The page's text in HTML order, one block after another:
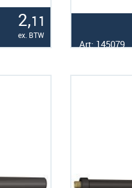
2,11
ex. BTW
Art: 145079